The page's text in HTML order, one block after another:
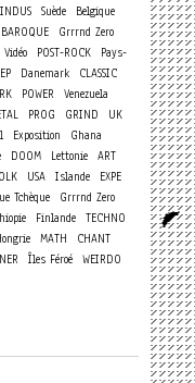
INDUS Suède
Belgique
BAROQUE
Grrrnd Zero
Vidéo POST-ROCK
Pays-
Danemark
CLASSIC
POWER
Venezuela
PROG GRIND
UK
Exposition
Ghana
DOOM Lettonie ART
USA Islande
EXPE
Tchèque
Grrrnd Zero
Finlande
TECHNO
MATH
CHANT
Îles Féroé WEIRDO